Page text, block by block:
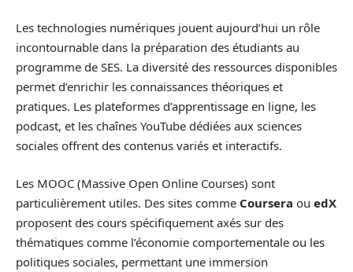
Les technologies numériques jouent aujourd’hui un rôle
incontournable dans la préparation des étudiants au
programme de SES. La diversité des ressources disponibles
permet d’enrichir les connaissances théoriques et
pratiques. Les plateformes d’apprentissage en ligne, les
podcast, et les chaînes YouTube dédiées aux sciences
sociales offrent des contenus variés et interactifs.
Les MOOC (Massive Open Online Courses) sont
particulièrement utiles. Des sites comme Coursera ou edX
proposent des cours spécifiquement axés sur des
thématiques comme l’économie comportementale ou les
politiques sociales, permettant une immersion